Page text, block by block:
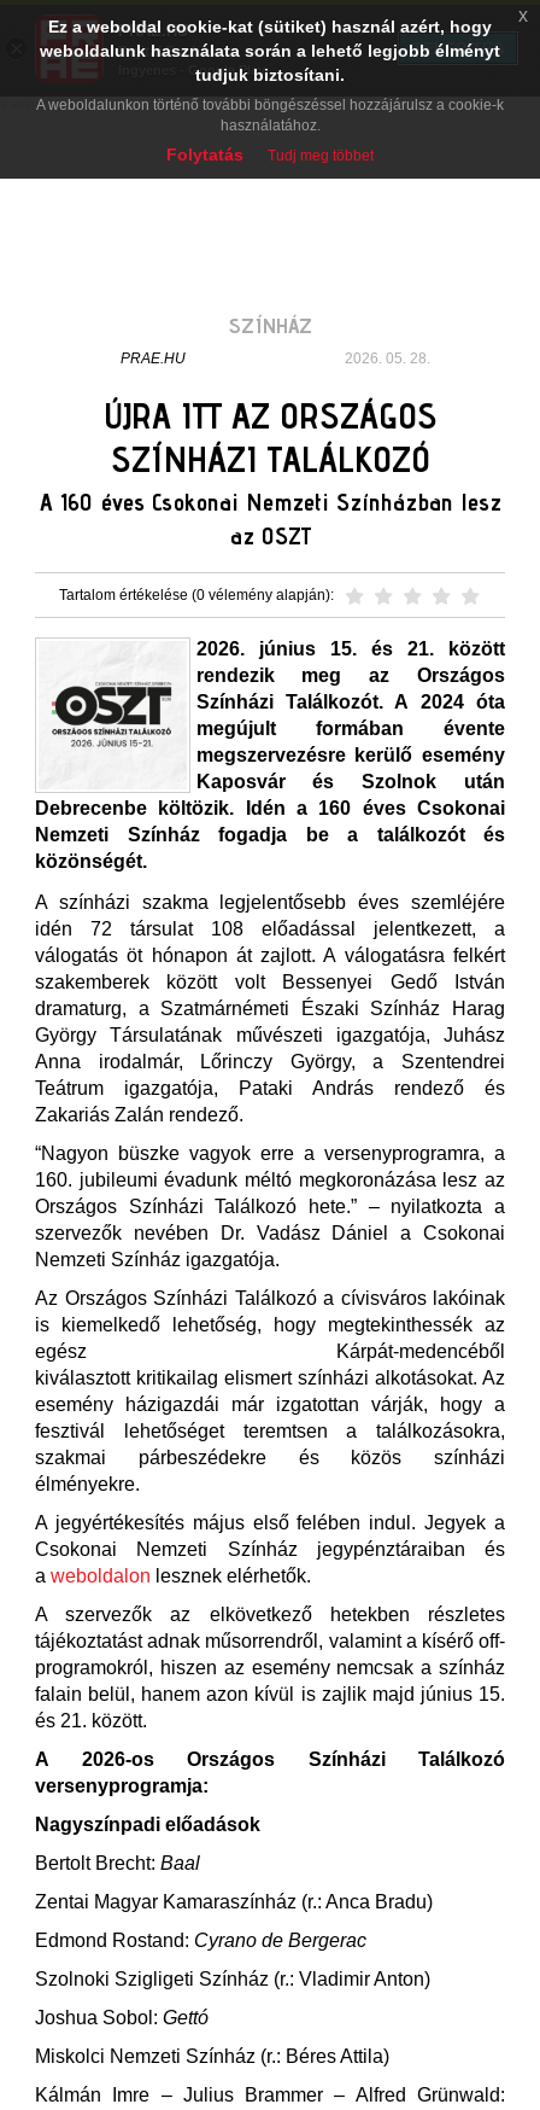
SZÍNHÁZ
PRAE.HU 2026. 05. 28.
ÚJRA ITT AZ ORSZÁGOS
SZÍNHÁZI TALÁLKOZÓ
A 160 éves Csokonai Nemzeti Színházban lesz
az OSZT
Tartalom értékelése (0 vélemény alapján):
2026. június 15. és 21. között
rendezik meg az Országos
Színházi Találkozót. A 2024 óta
megújult formában évente
megszervezésre kerülő esemény
Kaposvár és Szolnok után
Debrecenbe költözik. Idén a 160 éves Csokonai
Nemzeti Színház fogadja be a találkozót és
közönségét.
A színházi szakma legjelentősebb éves szemléjére
idén 72 társulat 108 előadással jelentkezett, a
válogatás öt hónapon át zajlott. A válogatásra felkért
szakemberek között volt Bessenyei Gedő István
dramaturg, a Szatmárnémeti Északi Színház Harag
György Társulatának művészeti igazgatója, Juhász
Anna irodalmár, Lőrinczy György, a Szentendrei
Teátrum igazgatója, Pataki András rendező és
Zakariás Zalán rendező.
“Nagyon büszke vagyok erre a versenyprogramra, a
160. jubileumi évadunk méltó megkoronázása lesz az
Országos Színházi Találkozó hete.” – nyilatkozta a
szervezők nevében Dr. Vadász Dániel a Csokonai
Nemzeti Színház igazgatója.
Az Országos Színházi Találkozó a cívisváros lakóinak
is kiemelkedő lehetőség, hogy megtekinthessék az
egész Kárpát-medencéből
kiválasztott kritikailag elismert színházi alkotásokat. Az
esemény házigazdái már izgatottan várják, hogy a
fesztivál lehetőséget teremtsen a találkozásokra,
szakmai párbeszédekre és közös színházi
élményekre.
A jegyértékesítés május első felében indul. Jegyek a
Csokonai Nemzeti Színház jegypénztáraiban és
a weboldalon lesznek elérhetők.
A szervezők az elkövetkező hetekben részletes
tájékoztatást adnak műsorrendről, valamint a kísérő off-
programokról, hiszen az esemény nemcsak a színház
falain belül, hanem azon kívül is zajlik majd június 15.
és 21. között.
A 2026-os Országos Színházi Találkozó
versenyprogramja:
Nagyszínpadi előadások
Bertolt Brecht: Baal
Zentai Magyar Kamaraszínház (r.: Anca Bradu)
Edmond Rostand: Cyrano de Bergerac
Szolnoki Szigligeti Színház (r.: Vladimir Anton)
Joshua Sobol: Gettó
Miskolci Nemzeti Színház (r.: Béres Attila)
Kálmán Imre – Julius Brammer – Alfred Grünwald:
Ez a weboldal cookie-kat (sütiket) használ azért, hogy
weboldalunk használata során a lehető legjobb élményt
tudjuk biztosítani.
A weboldalunkon történő további böngészéssel hozzájárulsz a cookie-k
használatához.
Folytatás Tudj meg többet
x
PRAE.HU
Digital Evolution
Ingyenes - Google Play
TELEPÍTÉS